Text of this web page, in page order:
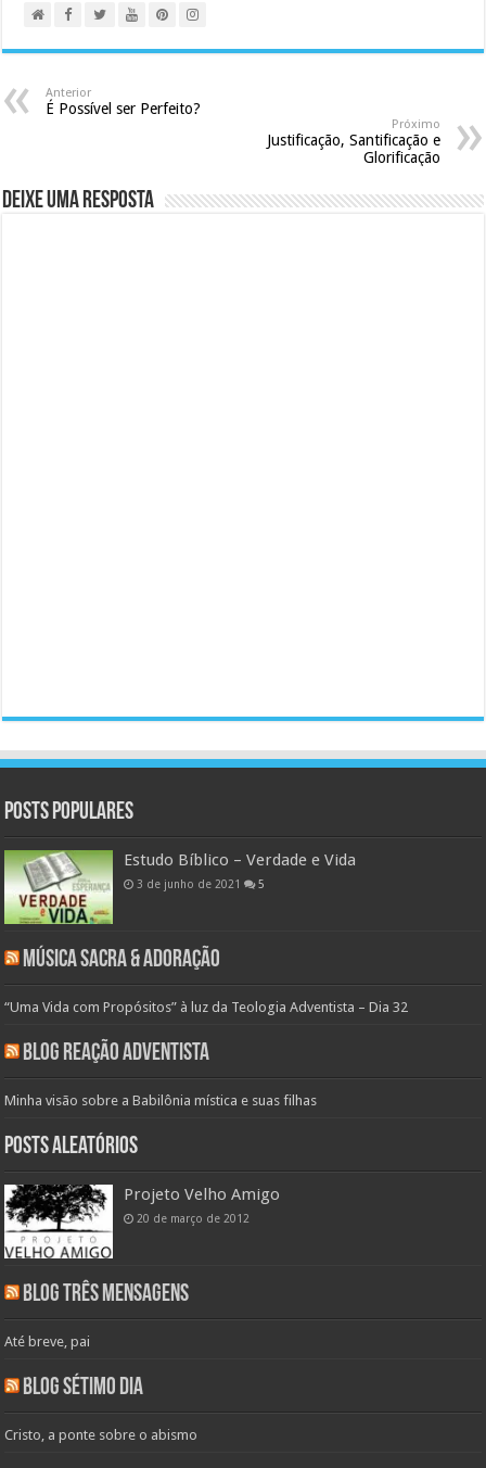
Anterior
É Possível ser Perfeito?
Próximo
Justificação, Santificação e
Glorificação
Deixe uma resposta
Posts populares
Estudo Bíblico – Verdade e Vida
3 de junho de 2021 5
Música Sacra & Adoração
“Uma Vida com Propósitos” à luz da Teologia Adventista – Dia 32
Blog Reação Adventista
Minha visão sobre a Babilônia mística e suas filhas
Posts aleatórios
Projeto Velho Amigo
20 de março de 2012
Blog Três Mensagens
Até breve, pai
Blog Sétimo Dia
Cristo, a ponte sobre o abismo